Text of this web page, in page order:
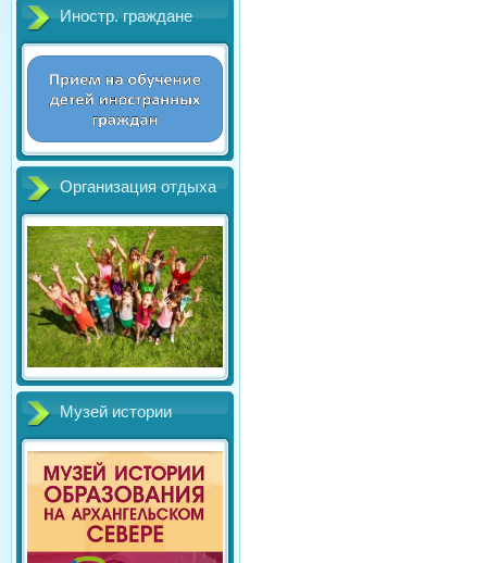
Иностр. граждане
Организация отдыха
Музей истории